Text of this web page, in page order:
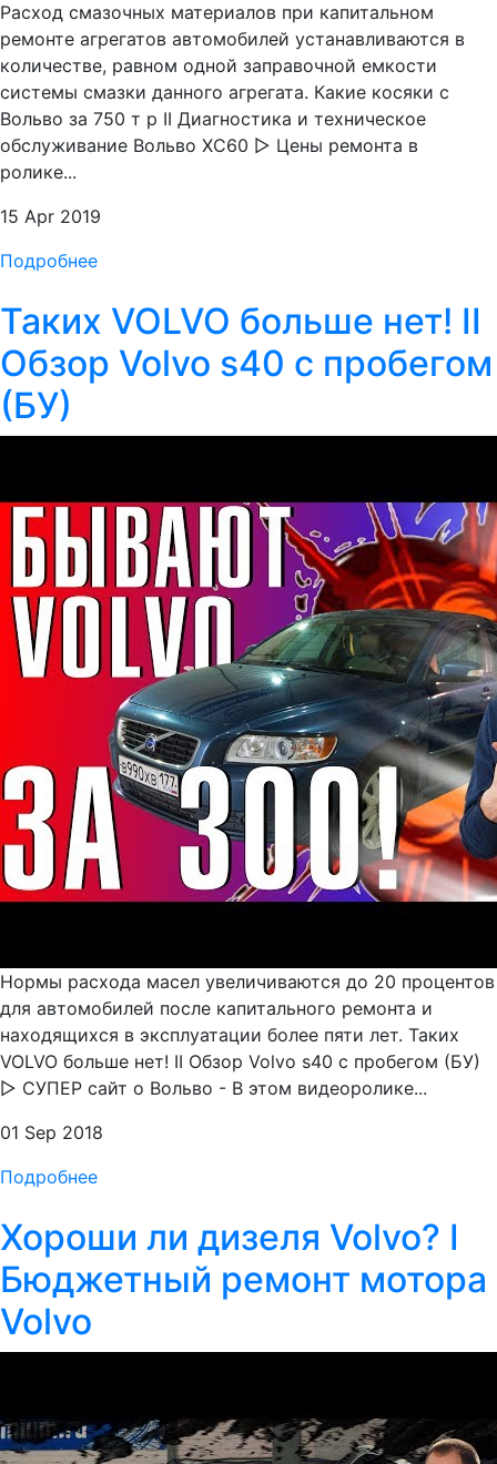
Расход смазочных материалов при капитальном
ремонте агрегатов автомобилей устанавливаются в
количестве, равном одной заправочной емкости
системы смазки данного агрегата. Какие косяки с
Вольво за 750 т р II Диагностика и техническое
обслуживание Вольво ХС60 ▷ Цены ремонта в
ролике...
15 Apr 2019
Подробнее
Таких VOLVO больше нет! II
Обзор Volvo s40 с пробегом
(БУ)
Нормы расхода масел увеличиваются до 20 процентов
для автомобилей после капитального ремонта и
находящихся в эксплуатации более пяти лет. Таких
VOLVO больше нет! II Обзор Volvo s40 с пробегом (БУ)
▷ СУПЕР сайт о Вольво - В этом видеоролике...
01 Sep 2018
Подробнее
Хороши ли дизеля Volvo? I
Бюджетный ремонт мотора
Volvo